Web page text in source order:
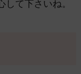
て下さいね。